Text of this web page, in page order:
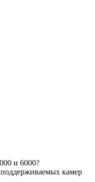
и 6000?
камер